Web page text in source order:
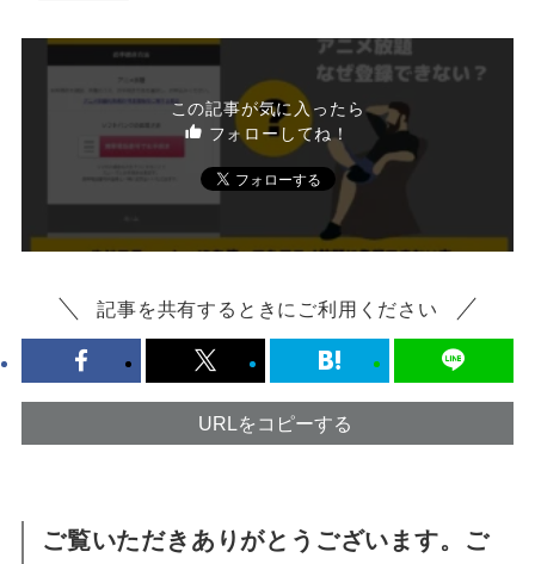
この記事が気に入ったら
フォローしてね！
記事を共有するときにご利用ください
URLをコピーする
ご覧いただきありがとうございます。ご